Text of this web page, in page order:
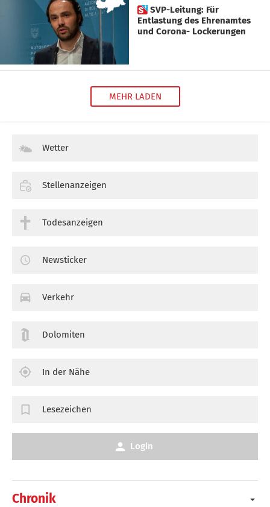
 SVP-Leitung: Für
Entlastung des Ehrenamtes
und Corona- Lockerungen
MEHR LADEN
Chronik
Wetter
Stellenanzeigen
Todesanzeigen
Newsticker
Verkehr
Dolomiten
In der Nähe
Lesezeichen
Login